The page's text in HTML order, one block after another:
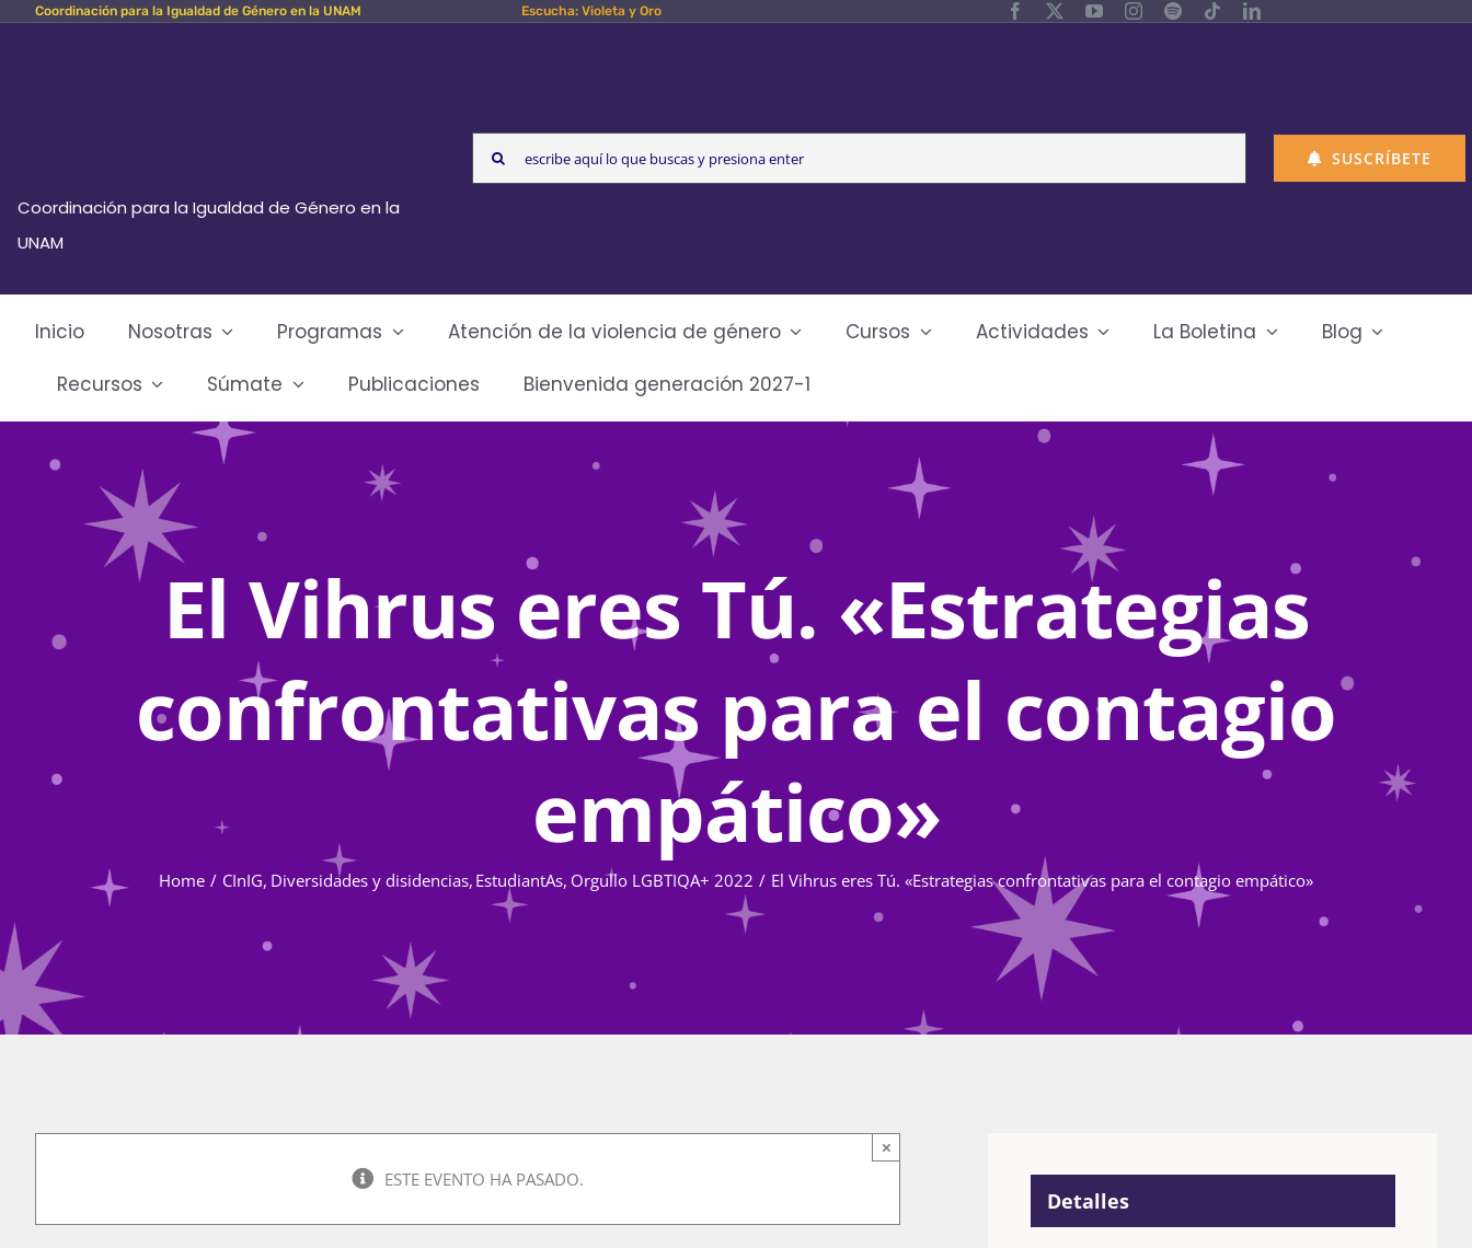
Skip Coordinación para la Igualdad de Género en la UNAM Escucha: Violeta y Oro
Coordinación para la Igualdad de Género en la
UNAM
Search
for:
SUSCRÍBETE
Inicio Nosotras Programas Atención de la violencia de género Cursos Actividades La Boletina
Blog
Recursos
Súmate Publicaciones Bienvenida generación 2027-1
El Vihrus eres Tú. «Estrategias
confrontativas para el contagio
empático»
Home CInIG Diversidades y disidencias EstudiantAs Orgullo LGBTIQA+ 2022 El Vihrus eres Tú. «Estrategias confrontativas para el contagio empático»
ESTE EVENTO HA PASADO.
×
Detalles